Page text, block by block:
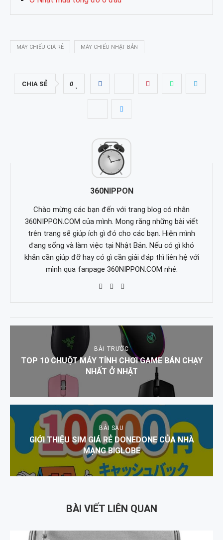
MÁY CHIẾU GIÁ RẺ MÁY CHIẾU NHẬT BẢN
CHIA SẺ 0
360NIPPON
Chào mừng các bạn đến với trang blog có nhân
360NIPPON.COM của mình. Mong rằng những bài viết
trên trang sẽ giúp ích gì đó cho các bạn. Hiện mình
đang sống và làm việc tại Nhật Bản. Nếu có gì khó
khăn cần giúp đỡ hay có gì cần giải đáp thì liên hệ với
mình qua fanpage 360NIPPON.COM nhé.
BÀI TRƯỚC
TOP 10 CHUỘT MÁY TÍNH CHƠI GAME BÁN CHẠY
NHẤT Ở NHẬT
BÀI SAU
GIỚI THIỆU SIM GIÁ RẺ DONEDONE CỦA NHÀ
MẠNG BIGLOBE
BÀI VIẾT LIÊN QUAN